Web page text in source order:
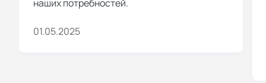
наших потребностей.
01.05.2025